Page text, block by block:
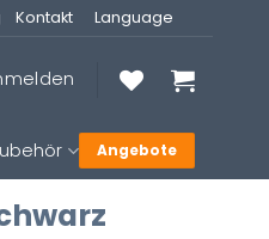
Kontakt Language
Angebote